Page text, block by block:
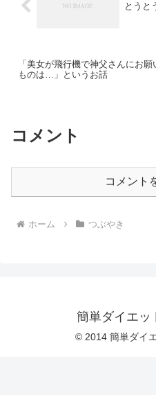
とうと
「美女が飛行機で神父さんにお願
ものは…」というお話
コメント
コメント
ホーム つぶやき
簡単ダイエッ
© 2014 簡単ダイ